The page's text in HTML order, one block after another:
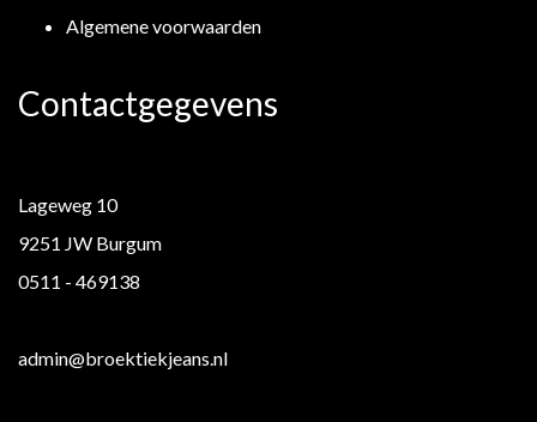
Algemene voorwaarden
Contactgegevens
Lageweg 10
9251 JW Burgum
0511 - 469138
admin@broektiekjeans.nl